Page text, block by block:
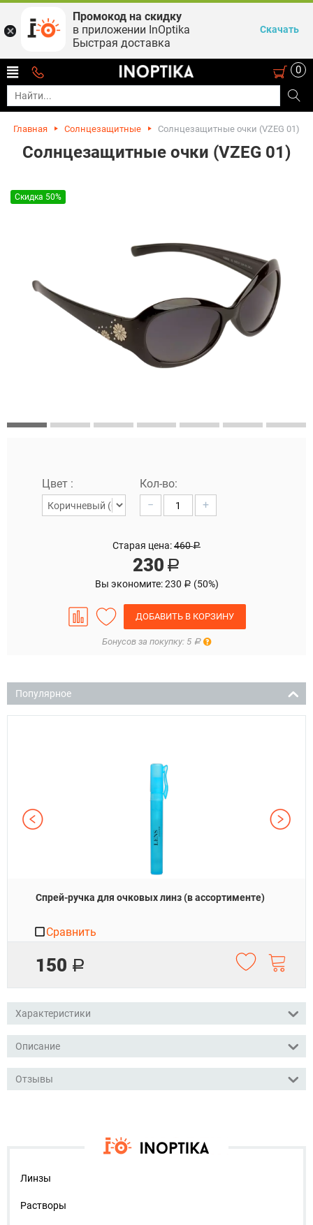
0
Главная Солнцезащитные Солнцезащитные очки (VZEG 01)
Солнцезащитные очки (VZEG 01)
Скидка 50%
Цвет :
Кол-во:
−
+
Старая цена:460 Р
230 Р
Вы экономите:230 Р (50%)
ДОБАВИТЬ В КОРЗИНУ
Бонусов за покупку: 5 Р Правила
Популярное
Спрей-ручка для очковых линз (в ассортименте)
150 Р
Сравнить
Характеристики
Описание
Отзывы
Линзы
Растворы
Промокод на скидку
в приложении InOptika
Быстрая доставка
Скачать